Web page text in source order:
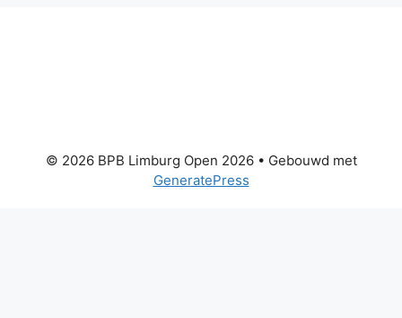
© 2026 BPB Limburg Open 2026• Gebouwd met
GeneratePress